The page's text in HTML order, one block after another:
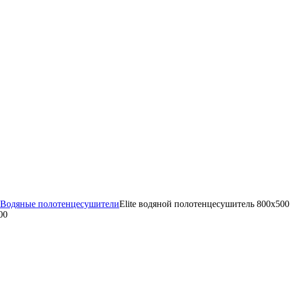
Водяные полотенцесушителиElite водяной полотенцесушитель 800x500